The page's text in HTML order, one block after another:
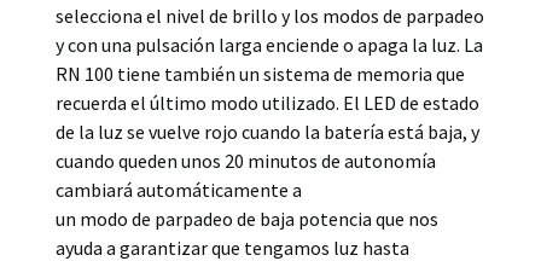
selecciona el nivel de brillo y los modos de parpadeo
y con una pulsación larga enciende o apaga la luz. La
RN 100 tiene también un sistema de memoria que
recuerda el último modo utilizado. El LED de estado
de la luz se vuelve rojo cuando la batería está baja, y
cuando queden unos 20 minutos de autonomía
cambiará automáticamente a
un modo de parpadeo de baja potencia que nos
ayuda a garantizar que tengamos luz hasta